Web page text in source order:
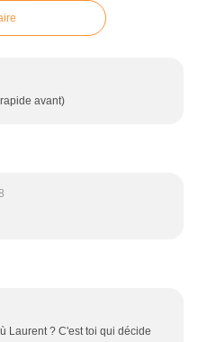
avant)
Laurent ? C'est toi qui décide